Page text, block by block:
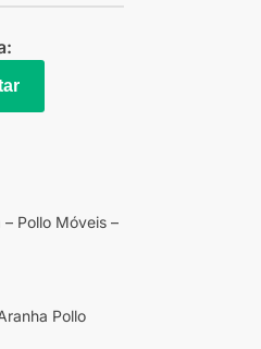
Pollo Móveis –
Pollo